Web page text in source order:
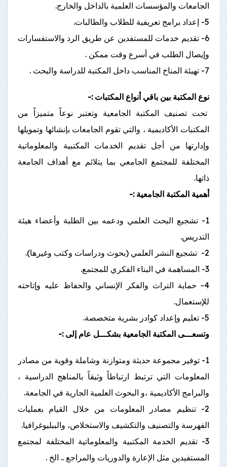
الجامعات والمؤسسات العلمية بالداخل والخارج.
5- إعداد برامج تعريفية للطلاب والطالبات.
6- تقديم خدمات للمستفدين عن طريق الرد والاستفسارات
وإيصال الطلب في أسرع وقت ممكن .
7- تهيئة المناخ المناسب داخل المكتبة للدراسة والبحث .
نوع المكتبة بين باقي أنواع المكتبات :-
تحت تصنيف المكتبة الجامعية وتعتبر نوعاً متميزاً من
المكتبات الأكاديمية ، والتي تقوم الجامعات بإنشائها وتمويلها
وإدارتها من أجل تقديم الخدمات المكتبية والمعلوماتية
المختلفة للمجتمع الجامعي بما يتلائم مع أهداف الجامعة
ذاتها.
أهمية المكتبة الجامعية :-
1- تشجيع البحث العلمي ودعمه بين الطلبة وأعضاء هيئة
التدريس.
2- تشجيع النشر العلمي (بحوث ودراسات وكتب وغيرها).
3- المساهمة في البناء الفكري للمجتمع.
4- حماية التراث والفكر الإنساني والحفاظ عليه وإتاحته
للإستعمال.
5- تعليم وإعداد كوادر بشرية متخصصة.
وتسعـــى المكتبة الجامعية بشكـــل عام إلى :-
1- توفير مجموعة حديثة ومتوازنة وشاملة وقوية من مصادر
المعلومات التي ترتبط ارتباطاً وثيقاً بالمناهج الدراسية ،
والبرامج الأكاديمية ،و البحوث العلمية الجارية في الجامعة.
2- تنظيم مصادر المعلومات من خلال القيام بعمليات
الفهرسة والتصنيف والتكشيف والاستخلاص، والببليوغرافيا.
3- تقديم الخدمة المكتبية والمعلوماتية المختلفة لمجتمع
المستفيدين مثل الإعارة والدوريات والمراجع .. الخ .